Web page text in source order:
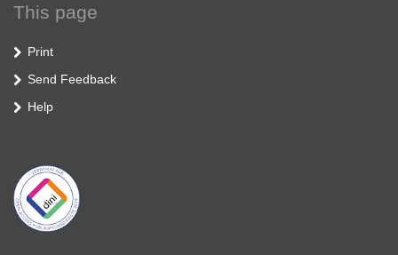
This page
Print
Send Feedback
Help